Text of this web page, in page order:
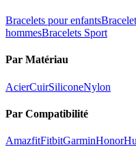
Bracelets pour enfants
hommesBracelets Sport
Par Matériau
AcierCuirSiliconeNylon
Par Compatibilité
AmazfitFitbitGarminHonor